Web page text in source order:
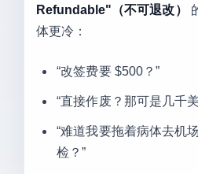
Refundable"（不可退改）
体更冷：
“改签费要 $500？”
“直接作废？那可是几千
“难道我要拖着病体去机
检？”